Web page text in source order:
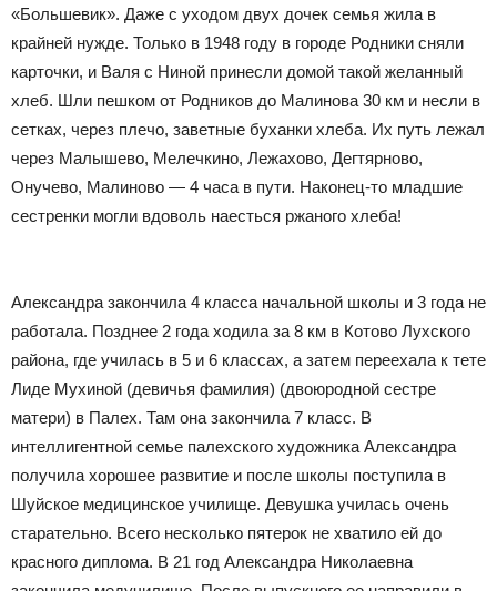
«Большевик». Даже с уходом двух дочек семья жила в
крайней нужде. Только в 1948 году в городе Родники сняли
карточки, и Валя с Ниной принесли домой такой желанный
хлеб. Шли пешком от Родников до Малинова 30 км и несли в
сетках, через плечо, заветные буханки хлеба. Их путь лежал
через Малышево, Мелечкино, Лежахово, Дегтярново,
Онучево, Малиново — 4 часа в пути. Наконец-то младшие
сестренки могли вдоволь наесться ржаного хлеба!
Александра закончила 4 класса начальной школы и 3 года не
работала. Позднее 2 года ходила за 8 км в Котово Лухского
района, где училась в 5 и 6 классах, а затем переехала к тете
Лиде Мухиной (девичья фамилия) (двоюродной сестре
матери) в Палех. Там она закончила 7 класс. В
интеллигентной семье палехского художника Александра
получила хорошее развитие и после школы поступила в
Шуйское медицинское училище. Девушка училась очень
старательно. Всего несколько пятерок не хватило ей до
красного диплома. В 21 год Александра Николаевна